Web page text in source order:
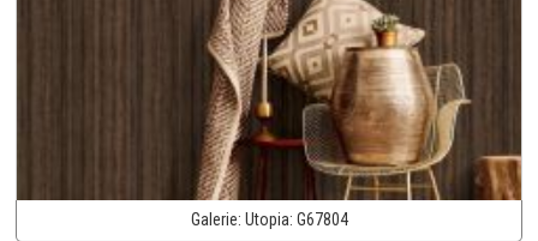
Galerie: Utopia: G67804